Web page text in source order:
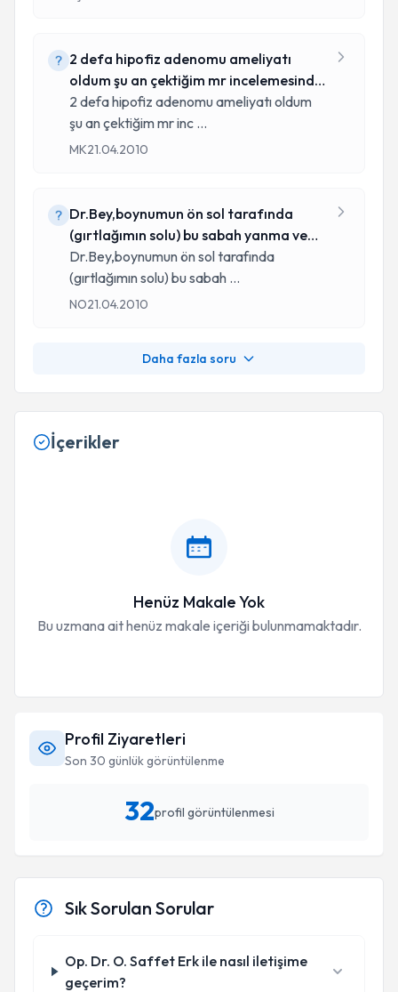
2 defa hipofiz adenomu ameliyatı
oldum şu an çektiğim mr incelemesinde
şunl
2 defa hipofiz adenomu ameliyatı oldum
şu an çektiğim mr inc ...
MK21.04.2010
Dr.Bey,boynumun ön sol tarafında
(gırtlağımın solu) bu sabah yanma ve
acıma
Dr.Bey,boynumun ön sol tarafında
(gırtlağımın solu) bu sabah ...
NO21.04.2010
Daha fazla soru
İçerikler
Henüz Makale Yok
Bu uzmana ait henüz makale içeriği bulunmamaktadır.
Profil Ziyaretleri
Son 30 günlük görüntülenme
32profil görüntülenmesi
Sık Sorulan Sorular
Op. Dr. O. Saffet Erk ile nasıl iletişime
geçerim?